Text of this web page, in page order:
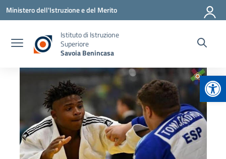
Vai ai contenuti
Vai al menu di navigazione
Vai al footer
Ministero dell'Istruzione e del Merito
Istituto di Istruzione
Superiore
Savoia Benincasa